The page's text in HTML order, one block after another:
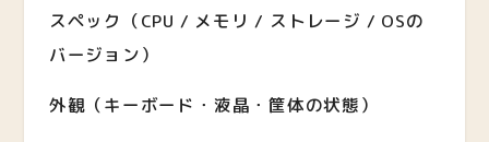
スペック（CPU / メモリ / ストレージ / OSの
バージョン）
外観（キーボード・液晶・筐体の状態）